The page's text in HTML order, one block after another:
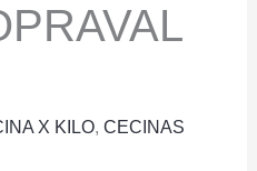
X KILO, CECINAS